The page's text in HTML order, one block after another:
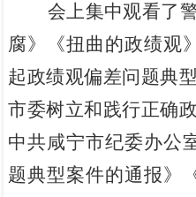
会上集中观看了警
腐》《扭曲的政绩观》
起政绩观偏差问题典
市委树立和践行正确
中共咸宁市纪委办公
题典型案件的通报》